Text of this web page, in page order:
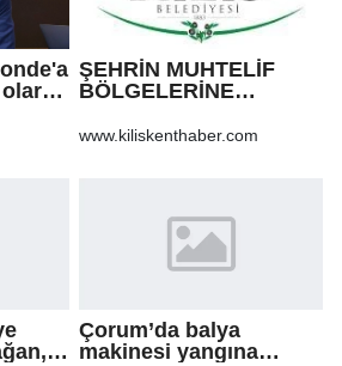
ŞEHRİN MUHTELİF
BÖLGELERİNE
VE BOZULAN
www.kiliskenthaber.com
Çorum’da balya
makinesi yangına